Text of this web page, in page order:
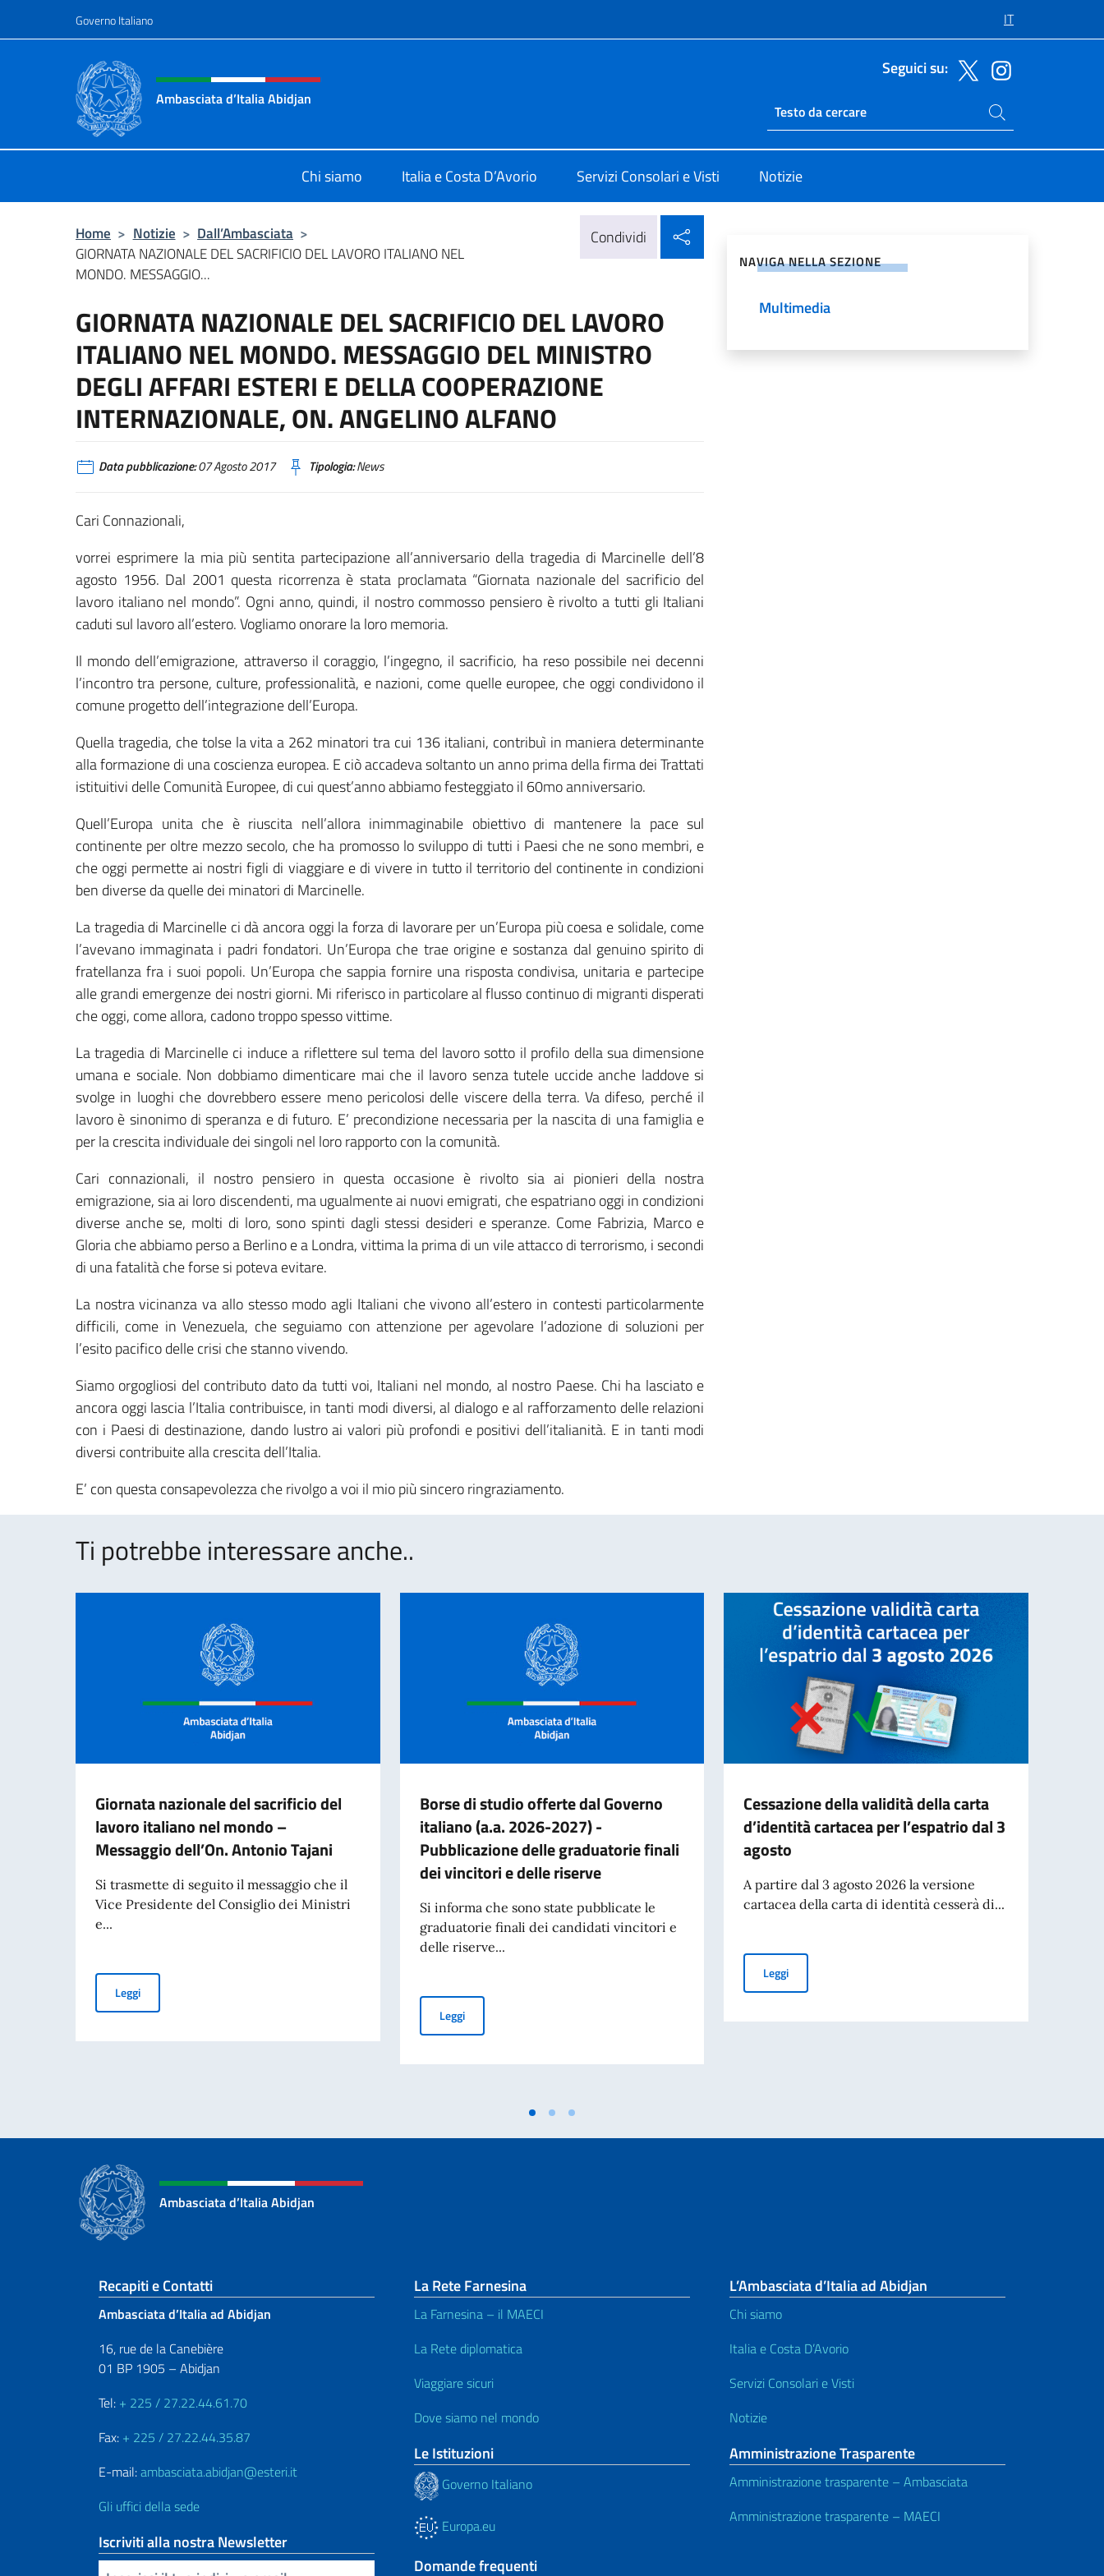
Governo Italiano IT
Intestazione sito, social e menù
Ambasciata d’Italia Abidjan
Seguici su:
Ricerca sito live
Cerca nel sito
Chi siamo Italia e Costa D’Avorio Servizi Consolari e Visti Notizie
Home > Notizie > Dall’Ambasciata >
GIORNATA NAZIONALE DEL SACRIFICIO DEL LAVORO ITALIANO NEL
MONDO. MESSAGGIO...
Condividi
GIORNATA NAZIONALE DEL SACRIFICIO DEL LAVORO
ITALIANO NEL MONDO. MESSAGGIO DEL MINISTRO
DEGLI AFFARI ESTERI E DELLA COOPERAZIONE
INTERNAZIONALE, ON. ANGELINO ALFANO
Data pubblicazione:07 Agosto 2017 Tipologia:News
Cari Connazionali,
vorrei esprimere la mia più sentita partecipazione all’anniversario della tragedia di Marcinelle dell’8
agosto 1956. Dal 2001 questa ricorrenza è stata proclamata “Giornata nazionale del sacrificio del
lavoro italiano nel mondo”. Ogni anno, quindi, il nostro commosso pensiero è rivolto a tutti gli Italiani
caduti sul lavoro all’estero. Vogliamo onorare la loro memoria.
Il mondo dell’emigrazione, attraverso il coraggio, l’ingegno, il sacrificio, ha reso possibile nei decenni
l’incontro tra persone, culture, professionalità, e nazioni, come quelle europee, che oggi condividono il
comune progetto dell’integrazione dell’Europa.
Quella tragedia, che tolse la vita a 262 minatori tra cui 136 italiani, contribuì in maniera determinante
alla formazione di una coscienza europea. E ciò accadeva soltanto un anno prima della firma dei Trattati
istituitivi delle Comunità Europee, di cui quest’anno abbiamo festeggiato il 60mo anniversario.
Quell’Europa unita che è riuscita nell’allora inimmaginabile obiettivo di mantenere la pace sul
continente per oltre mezzo secolo, che ha promosso lo sviluppo di tutti i Paesi che ne sono membri, e
che oggi permette ai nostri figli di viaggiare e di vivere in tutto il territorio del continente in condizioni
ben diverse da quelle dei minatori di Marcinelle.
La tragedia di Marcinelle ci dà ancora oggi la forza di lavorare per un’Europa più coesa e solidale, come
l’avevano immaginata i padri fondatori. Un’Europa che trae origine e sostanza dal genuino spirito di
fratellanza fra i suoi popoli. Un’Europa che sappia fornire una risposta condivisa, unitaria e partecipe
alle grandi emergenze dei nostri giorni. Mi riferisco in particolare al flusso continuo di migranti disperati
che oggi, come allora, cadono troppo spesso vittime.
La tragedia di Marcinelle ci induce a riflettere sul tema del lavoro sotto il profilo della sua dimensione
umana e sociale. Non dobbiamo dimenticare mai che il lavoro senza tutele uccide anche laddove si
svolge in luoghi che dovrebbero essere meno pericolosi delle viscere della terra. Va difeso, perché il
lavoro è sinonimo di speranza e di futuro. E’ precondizione necessaria per la nascita di una famiglia e
per la crescita individuale dei singoli nel loro rapporto con la comunità.
Cari connazionali, il nostro pensiero in questa occasione è rivolto sia ai pionieri della nostra
emigrazione, sia ai loro discendenti, ma ugualmente ai nuovi emigrati, che espatriano oggi in condizioni
diverse anche se, molti di loro, sono spinti dagli stessi desideri e speranze. Come Fabrizia, Marco e
Gloria che abbiamo perso a Berlino e a Londra, vittima la prima di un vile attacco di terrorismo, i secondi
di una fatalità che forse si poteva evitare.
La nostra vicinanza va allo stesso modo agli Italiani che vivono all’estero in contesti particolarmente
difficili, come in Venezuela, che seguiamo con attenzione per agevolare l’adozione di soluzioni per
l’esito pacifico delle crisi che stanno vivendo.
Siamo orgogliosi del contributo dato da tutti voi, Italiani nel mondo, al nostro Paese. Chi ha lasciato e
ancora oggi lascia l’Italia contribuisce, in tanti modi diversi, al dialogo e al rafforzamento delle relazioni
con i Paesi di destinazione, dando lustro ai valori più profondi e positivi dell’italianità. E in tanti modi
diversi contribuite alla crescita dell’Italia.
E’ con questa consapevolezza che rivolgo a voi il mio più sincero ringraziamento.
NAVIGA NELLA SEZIONE
Multimedia
Ti potrebbe interessare anche..
Giornata nazionale del sacrificio del
lavoro italiano nel mondo –
Messaggio dell’On. Antonio Tajani
Si trasmette di seguito il messaggio che il
Vice Presidente del Consiglio dei Ministri
e...
LeggiGiornata nazionale del sacrificio del lavoro italiano nel mondo – Messaggio dell’On. Antonio Tajani
Borse di studio offerte dal Governo
italiano (a.a. 2026-2027) -
Pubblicazione delle graduatorie finali
dei vincitori e delle riserve
Si informa che sono state pubblicate le
graduatorie finali dei candidati vincitori e
delle riserve...
LeggiBorse di studio offerte dal Governo italiano (a.a. 2026-2027) - Pubblicazione delle graduatorie finali dei vincitori e delle riserve
Cessazione della validità della carta
d’identità cartacea per l’espatrio dal 3
agosto
A partire dal 3 agosto 2026 la versione
cartacea della carta di identità cesserà di...
LeggiCessazione della validità della carta d’identità cartacea per
Ambasciata d’Italia Abidjan
Sezione footer
Recapiti e Contatti
Ambasciata d’Italia ad Abidjan
16, rue de la Canebière
01 BP 1905 – Abidjan
Tel: + 225 / 27.22.44.61.70
Fax: + 225 / 27.22.44.35.87
E-mail:ambasciata.abidjan@esteri.it
Gli uffici della sede
Iscriviti alla nostra Newsletter
La Rete Farnesina
La Farnesina – il MAECI
La Rete diplomatica
Viaggiare sicuri
Dove siamo nel mondo
Le Istituzioni
Governo Italiano
Europa.eu
Domande frequenti
L’Ambasciata d’Italia ad Abidjan
Chi siamo
Italia e Costa D’Avorio
Servizi Consolari e Visti
Notizie
Amministrazione Trasparente
Amministrazione trasparente – Ambasciata
Amministrazione trasparente – MAECI